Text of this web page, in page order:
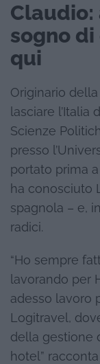
Claudio:
sogno
qui
Originario
lasciare l’Italia
Scienze
presso
portato prima
ha conosciuto
spagnola – e,
radici.
“Ho sempre
lavorando per
adesso lavoro
Logitravel,
della gestione
hotel”